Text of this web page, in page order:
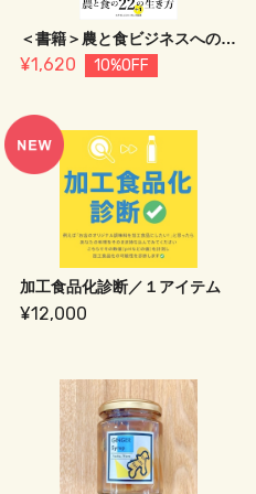
＜書籍＞農と食ビジネスへの転身～移住、転身、帰郷、転職、農業進出、再起の時～
¥1,620 10%OFF
加工食品化診断／１アイテム
¥12,000